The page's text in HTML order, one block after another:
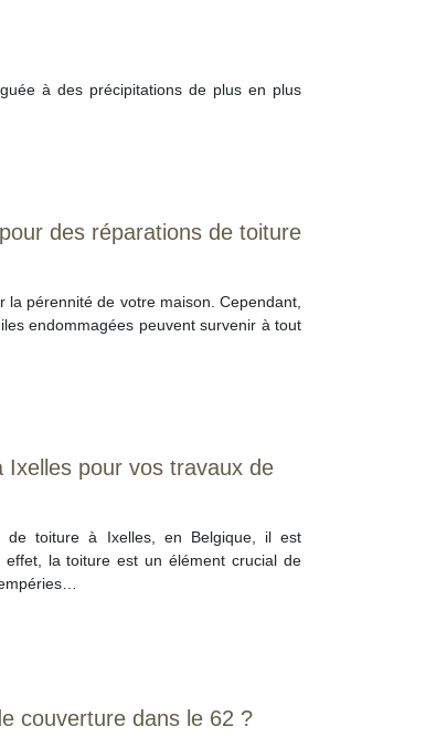
à des précipitations de plus en plus
des réparations de toiture
pérennité de votre maison. Cependant,
endommagées peuvent survenir à tout
Ixelles pour vos travaux de
de toiture à Ixelles, en Belgique, il est
la toiture est un élément crucial de
couverture dans le 62 ?